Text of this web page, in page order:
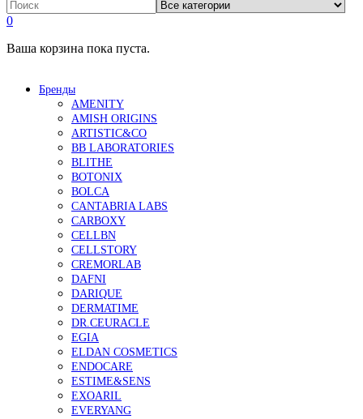
0
Ваша корзина пока пуста.
Бренды
AMENITY
AMISH ORIGINS
ARTISTIC&CO
BB LABORATORIES
BLITHE
BOTONIX
BOLCA
CANTABRIA LABS
CARBOXY
CELLBN
CELLSTORY
CREMORLAB
DAFNI
DARIQUE
DERMATIME
DR.CEURACLE
EGIA
ELDAN COSMETICS
ENDOCARE
ESTIME&SENS
EXOARIL
EVERYANG